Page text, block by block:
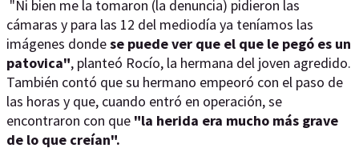
"Ni bien me la tomaron (la denuncia) pidieron las
cámaras y para las 12 del mediodía ya teníamos las
imágenes dondese puede ver que el que le pegó es un
patovica", planteó Rocío, la hermana del joven agredido.
También contó que su hermano empeoró con el paso de
las horas y que, cuando entró en operación, se
encontraron con que "la herida era mucho más grave
de lo que creían".